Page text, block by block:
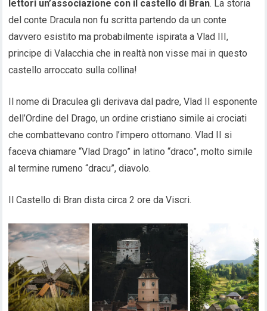
lettori un’associazione con il castello di Bran. La storia
del conte Dracula non fu scritta partendo da un conte
davvero esistito ma probabilmente ispirata a Vlad III,
principe di Valacchia che in realtà non visse mai in questo
castello arroccato sulla collina!
Il nome di Draculea gli derivava dal padre, Vlad II esponente
dell’Ordine del Drago, un ordine cristiano simile ai crociati
che combattevano contro l’impero ottomano. Vlad II si
faceva chiamare “Vlad Drago” in latino “draco”, molto simile
al termine rumeno “dracu”, diavolo.
Il Castello di Bran dista circa 2 ore da Viscri.